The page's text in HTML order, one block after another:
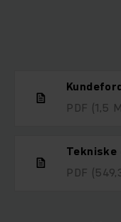
PDF (1,5
Tekniske
PDF